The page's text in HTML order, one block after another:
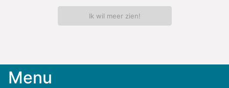
Ik wil meer zien!
Meld
Menu